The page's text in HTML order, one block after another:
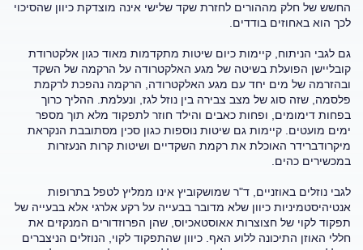
החשש של חלק מההורים לחזרת שקד שלישי אינה מוצדקת כיוון שהסיכוי
לכך הוא באחוזים בודדים.
גם לגבי הניתוח, קיימות כיום שיטות מתקדמות מאוד כגון אלקטרודת
קובליישן הפועלת בשיטה של מגע האלקטרודה על הרקמה של השקד
ובהזרמה של מים יחד עם מגע האלקטרודה, הרקמה נהפכת לרקמת
פלסמה, שזה סוג של מצב צבירה בין נוזל לגז, ונעלמת. ההליך כרוך
בפחות דימומים, ופחות כאבים והילד חוזר לתפקוד מלא תוך מספר
ימים מועטים. קיימות גם שיטות נוספות כגון סכין מסתובבת הנקראת
מיקרודברידר האוכלת את רקמת השקדיים ושיטות קרות הנעזרות
במכשירים כהים.
לגבי נוזלים באוזניים, ד"ר שמושקוביץ אינו ממליץ לטפל בתרופות
אנטיהיסטמיניות כיוון שלא מדובר בבעייה על רקע אלרגי אלא בבעייה של
תפקוד לקוי של חצוצרות אאוסטאכיוס, שהן הפרוזדורים המנקזים את
חללי האוזן התיכונה ללוע האף. כיוון שהתפקוד לקוי, הנוזלים הניצברים